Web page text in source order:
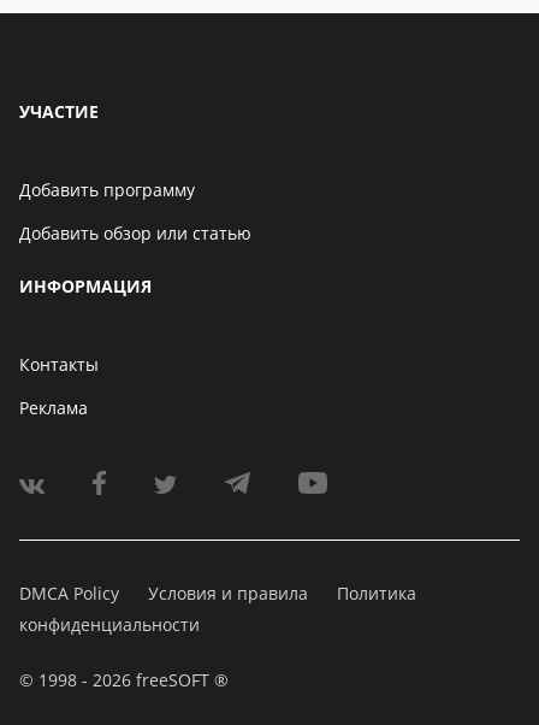
УЧАСТИЕ
Добавить программу
Добавить обзор или статью
ИНФОРМАЦИЯ
Контакты
Реклама
DMCA Policy Условия и правила
Политика
конфиденциальности
© 1998 - 2026 freeSOFT ®